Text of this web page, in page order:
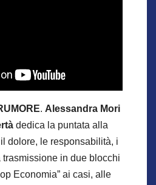
. Alessandra Mori
dedica la puntata alla
il dolore, le responsabilità, i
in due blocchi
Economia” ai casi, alle